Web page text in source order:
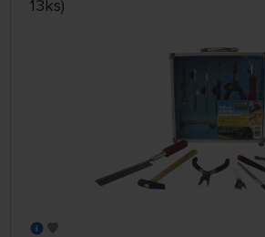
13ks)